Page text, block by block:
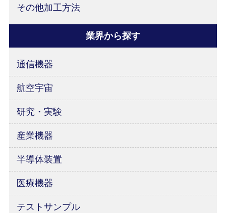
その他加工方法
業界から探す
通信機器
航空宇宙
研究・実験
産業機器
半導体装置
医療機器
テストサンプル